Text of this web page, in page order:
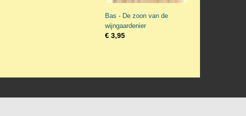
Bas - De zoon van de
wijngaardenier
€ 3,95